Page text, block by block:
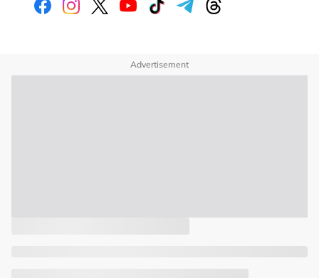
Advertisement